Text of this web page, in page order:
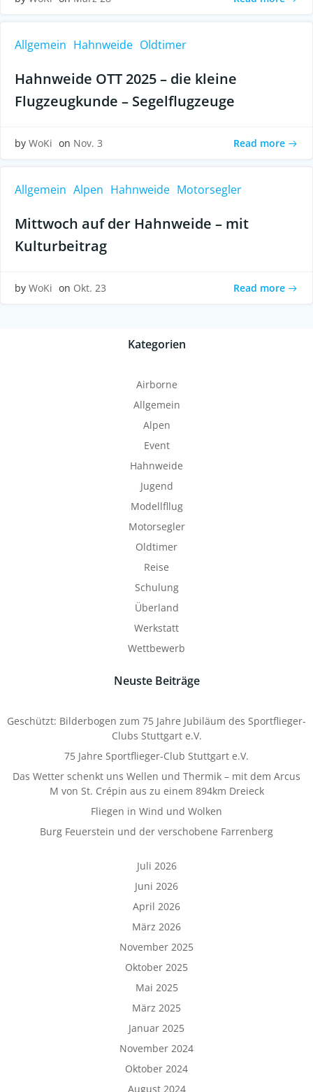
Allgemein Hahnweide Oldtimer
Hahnweide OTT 2025 – die kleine
Flugzeugkunde – Segelflugzeuge
by WoKi on Nov. 3 Read more
Allgemein Alpen Hahnweide Motorsegler
Mittwoch auf der Hahnweide – mit
Kulturbeitrag
by WoKi on Okt. 23 Read more
Kategorien
Airborne
Allgemein
Alpen
Event
Hahnweide
Jugend
Modellfllug
Motorsegler
Oldtimer
Reise
Schulung
Überland
Werkstatt
Wettbewerb
Neuste Beiträge
Geschützt: Bilderbogen zum 75 Jahre Jubiläum des Sportflieger-
Clubs Stuttgart e.V.
75 Jahre Sportflieger-Club Stuttgart e.V.
Das Wetter schenkt uns Wellen und Thermik – mit dem Arcus
M von St. Crépin aus zu einem 894km Dreieck
Fliegen in Wind und Wolken
Burg Feuerstein und der verschobene Farrenberg
Juli 2026
Juni 2026
April 2026
März 2026
November 2025
Oktober 2025
Mai 2025
März 2025
Januar 2025
November 2024
Oktober 2024
August 2024